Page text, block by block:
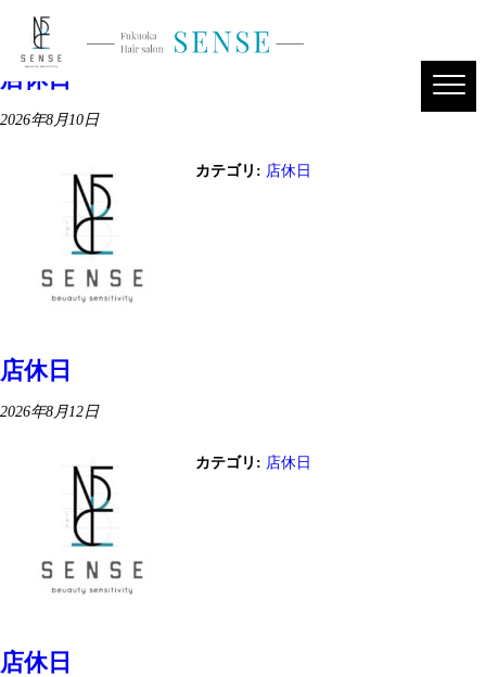
店休日
2026年8月10日
カテゴリ: 店休日
店休日
2026年8月12日
カテゴリ: 店休日
店休日